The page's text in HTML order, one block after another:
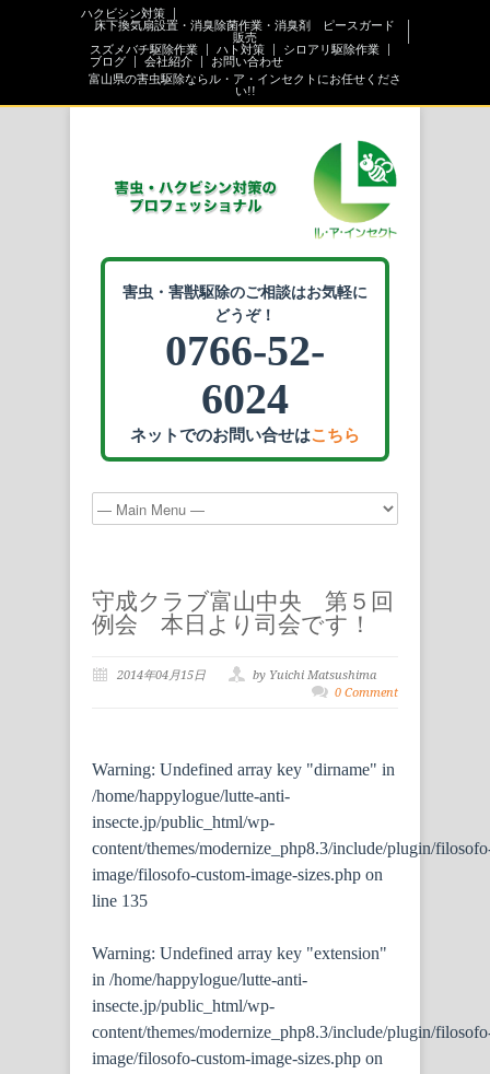
ハクビシン対策
床下換気扇設置・消臭除菌作業・消臭剤 ピースガード
販売
スズメバチ駆除作業
ハト対策
シロアリ駆除作業
ブログ
会社紹介
お問い合わせ
富山県の害虫駆除ならル・ア・インセクトにお任せくださ
い!!
害虫・害獣駆除のご相談はお気軽に
どうぞ！
0766-52-
6024
ネットでのお問い合せはこちら
守成クラブ富山中央 第５回
例会 本日より司会です！
2014年04月15日
by Yuichi Matsushima
0 Comment
Warning: Undefined array key "dirname" in
/home/happylogue/lutte-anti-
insecte.jp/public_html/wp-
content/themes/modernize_php8.3/include/plugin/
image/filosofo-custom-image-sizes.php on
line 135
Warning: Undefined array key "extension"
in /home/happylogue/lutte-anti-
insecte.jp/public_html/wp-
content/themes/modernize_php8.3/include/plugin/
image/filosofo-custom-image-sizes.php on